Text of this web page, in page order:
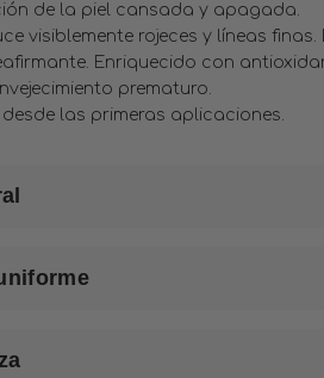
de la piel cansada y apagada.
visiblemente rojeces y líneas finas.
Enriquecido con
prematuro.
las primeras aplicaciones.